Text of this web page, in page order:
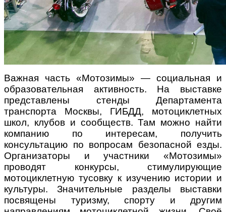
Важная часть «Мотозимы» — социальная и
образовательная активность. На выставке
представлены стенды Департамента
транспорта Москвы, ГИБДД, мотоциклетных
школ, клубов и сообществ. Там можно найти
компанию по интересам, получить
консультацию по вопросам безопасной езды.
Организаторы и участники «Мотозимы»
проводят конкурсы, стимулирующие
мотоциклетную тусовку к изучению истории и
культуры. Значительные разделы выставки
посвящены туризму, спорту и другим